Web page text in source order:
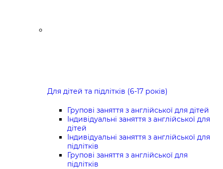
Для дітей та підлітків (6-17 років)
Групові заняття з англійської для дітей
Індивідуальні заняття з англійської для
дітей
Індивідуальні заняття з англійської для
підлітків
Групові заняття з англійської для
підлітків